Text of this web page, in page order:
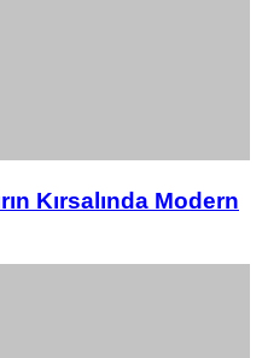
Kırsalında Modern